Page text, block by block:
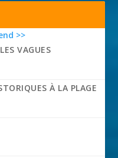
>>
VAGUES
À LA PLAGE